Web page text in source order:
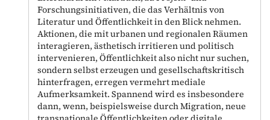
Forschungsinitiativen, die das Verhältnis von
Literatur und Öffentlichkeit in den Blick nehmen.
Aktionen, die mit urbanen und regionalen Räumen
interagieren, ästhetisch irritieren und politisch
intervenieren, Öffentlichkeit also nicht nur suchen,
sondern selbst erzeugen und gesellschaftskritisch
hinterfragen, erregen vermehrt mediale
Aufmerksamkeit. Spannend wird es insbesondere
dann, wenn, beispielsweise durch Migration, neue